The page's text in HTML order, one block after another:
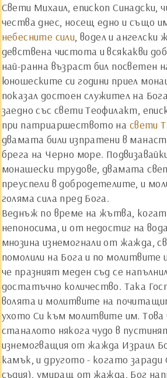
Свети Михаил, епископ Синадски,
чества днес, носещ едно и също
небесните сили, водел и ангелски
девствена чистота и всякакви
най-ранна възраст бил посветен
юношеските си години приел
показал достоен служител на
заедно със свети Теофилакт,
при патриаршеството на свети
двамата били изпратени в
брега на Черно море.
монашески трудове, двамата
преуспели в добродетелите, и
голяма сила пред Бога.
Веднъж по време на жътва,
непоносима, и от недостиг на
мнозина изнемогнали от жажда,
помолили на Бога и по
че празният меден съд се
достатъчно количество. Така
волята и молитвите на
ухото Си към молитвите им. Това
станалото някога чудо в
изнемогващия от жажда Израил
камък, и другото - когато заради
съдия), умиращ от жажда, Бог